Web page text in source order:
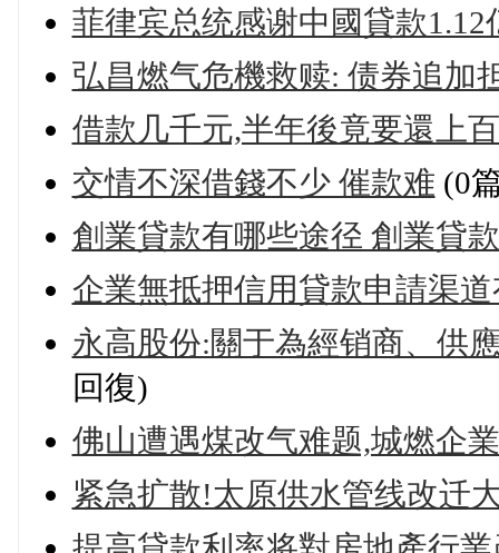
菲律宾总统感谢中國貸款
弘昌燃气危機救赎: 债券追加
借款几千元,半年後竟要還上
交情不深借錢不少 催款难 (0
創業貸款有哪些途径 創業貸
企業無抵押信用貸款申請渠
永高股份:關于為經销商、供
回復)
佛山遭遇煤改气难题,城燃企
紧急扩散!太原供水管线改迁